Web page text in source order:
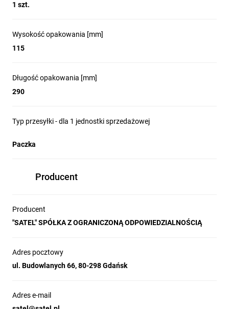
1 szt.
Wysokość opakowania [mm]
115
Długość opakowania [mm]
290
Typ przesyłki - dla 1 jednostki sprzedażowej
Paczka
Producent
Producent
"SATEL" SPÓŁKA Z OGRANICZONĄ ODPOWIEDZIALNOŚCIĄ
Adres pocztowy
ul. Budowlanych 66, 80-298 Gdańsk
Adres e-mail